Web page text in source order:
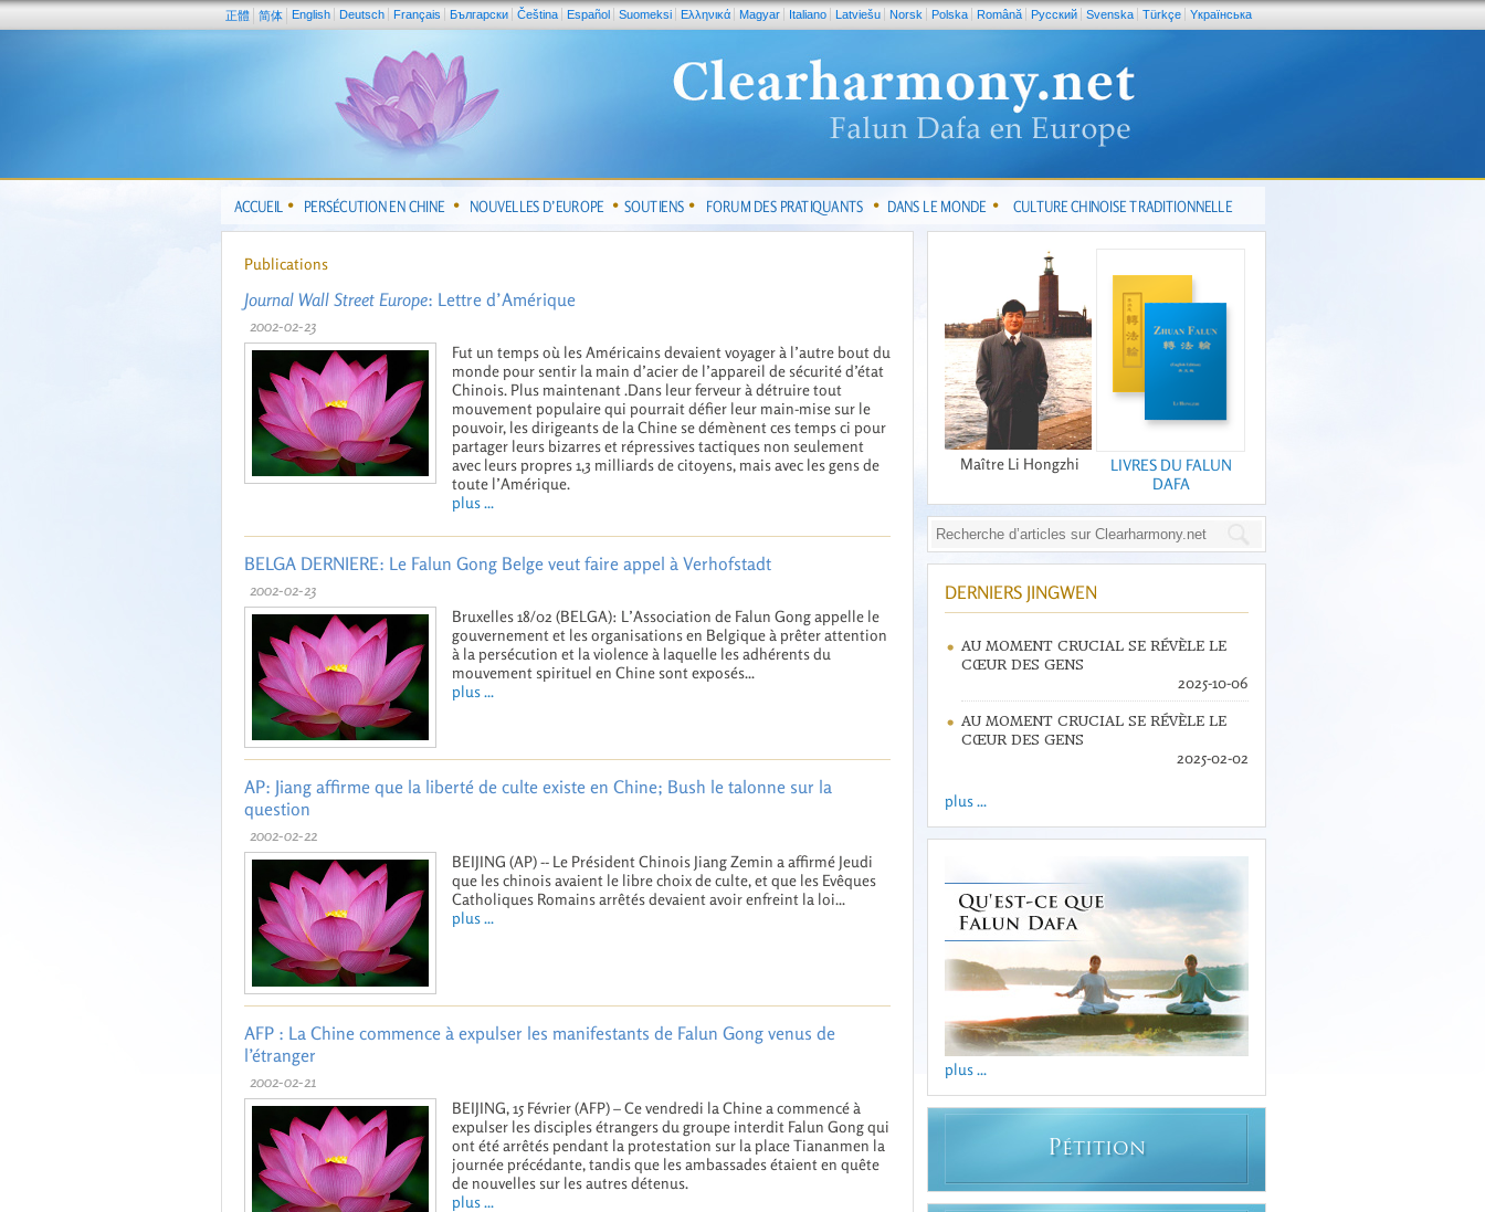
正體 简体 English Deutsch Français Български Čeština Español Suomeksi Ελληνικά Magyar Italiano Latviešu Norsk Polska Română Pусский Svenska Türkçe Yкраїнська
ACCUEIL PERSÉCUTION EN CHINE NOUVELLES D’EUROPE SOUTIENS FORUM DES PRATIQUANTS DANS LE MONDE CULTURE CHINOISE TRADITIONNELLE
Publications
Journal Wall Street Europe: Lettre d’Amérique
2002-02-23
Fut un temps où les Américains devaient voyager à l’autre bout du
monde pour sentir la main d’acier de l’appareil de sécurité d’état
Chinois. Plus maintenant .Dans leur ferveur à détruire tout
mouvement populaire qui pourrait défier leur main-mise sur le
pouvoir, les dirigeants de la Chine se démènent ces temps ci pour
partager leurs bizarres et répressives tactiques non seulement
avec leurs propres 1,3 milliards de citoyens, mais avec les gens de
toute l’Amérique.
plus ...
BELGA DERNIERE: Le Falun Gong Belge veut faire appel à Verhofstadt
2002-02-23
Bruxelles 18/02 (BELGA): L’Association de Falun Gong appelle le
gouvernement et les organisations en Belgique à prêter attention
à la persécution et la violence à laquelle les adhérents du
mouvement spirituel en Chine sont exposés...
plus ...
AP: Jiang affirme que la liberté de culte existe en Chine; Bush le talonne sur la
question
2002-02-22
BEIJING (AP) -- Le Président Chinois Jiang Zemin a affirmé Jeudi
que les chinois avaient le libre choix de culte, et que les Evêques
Catholiques Romains arrêtés devaient avoir enfreint la loi...
plus ...
AFP : La Chine commence à expulser les manifestants de Falun Gong venus de
l’étranger
2002-02-21
BEIJING, 15 Février (AFP) – Ce vendredi la Chine a commencé à
expulser les disciples étrangers du groupe interdit Falun Gong qui
ont été arrêtés pendant la protestation sur la place Tiananmen la
journée précédante, tandis que les ambassades étaient en quête
de nouvelles sur les autres détenus.
plus ...
Maître Li Hongzhi
LIVRES DU FALUN
DAFA
DERNIERS JINGWEN
AU MOMENT CRUCIAL SE RÉVÈLE LE
CŒUR DES GENS
2025-10-06
AU MOMENT CRUCIAL SE RÉVÈLE LE
CŒUR DES GENS
2025-02-02
plus ...
plus ...
PÉTITION